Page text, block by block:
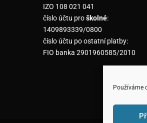
Používáme
IZO 108 021 041
číslo účtu proškolné:
1409893339/0800
číslo účtu po ostatní platby:
FIO banka 2901960585/2010